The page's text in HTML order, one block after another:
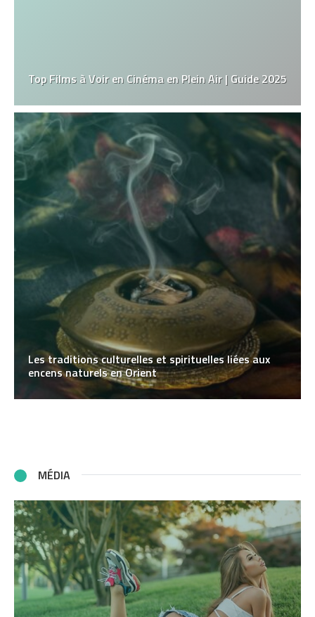
Top Films à Voir en Cinéma en Plein Air | Guide 2025
Les traditions culturelles et spirituelles liées aux
encens naturels en Orient
MÉDIA